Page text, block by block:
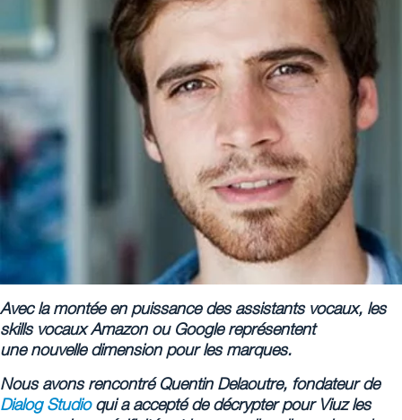
Avec la montée en puissance des assistants vocaux, les
skills vocaux Amazon ou Google représentent
une nouvelle dimension pour les marques.
Nous avons rencontré Quentin Delaoutre, fondateur de
Dialog Studioqui a accepté de décrypter pour Viuz les